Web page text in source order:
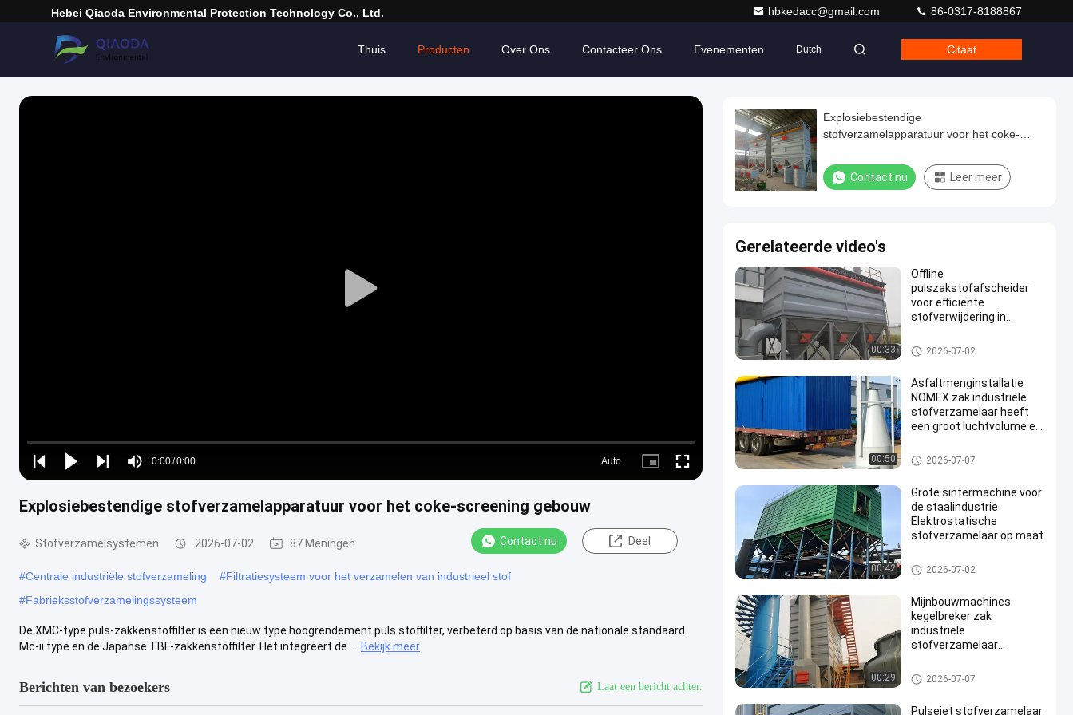
Hebei Qiaoda Environmental Protection Technology Co., Ltd. hbkedacc@gmail.com 86-0317-8188867
Thuis Producten Over Ons Contacteer Ons Evenementen Dutch Citaat
Play
Play
Play
Play
Mute
Time
0:00/0:00
Loaded:
0%
Auto
Picture- Fullscreen
Explosiebestendige stofverzamelapparatuur voor het coke-screening gebouw
Stofverzamelsystemen 2026-07-02 87 Meningen Contact nu Deel
#Centrale industriële stofverzameling #Filtratiesysteem voor het verzamelen van industrieel stof
#Fabrieksstofverzamelingssysteem
De XMC-type puls-zakkenstoffilter is een nieuw type hoogrendement puls stoffilter, verbeterd op basis van de nationale standaard
Mc-ii type en de Japanse TBF-zakkenstoffilter. Het integreert de ...
Bekijk meer
Berichten van bezoekers Laat een bericht achter.
Explosiebestendige
stofverzamelapparatuur voor het coke-
Contact nu Leer meer
Gerelateerde video's
00:33
Offline
pulszakstofafscheider
voor efficiënte
stofverwijdering in
Zakkenfilterstofafscheiders
2026-07-02
00:50
Asfaltmenginstallatie
NOMEX zak industriële
stofverzamelaar heeft
een groot luchtvolume en
Zakkenfilterstofafscheiders
2026-07-07
00:42
Grote sintermachine voor
de staalindustrie
Elektrostatische
stofverzamelaar op maat
Zakkenfilterstofafscheiders
2026-07-02
00:29
Mijnbouwmachines
kegelbreker zak
industriële
stofverzamelaar
Zakkenfilterstofafscheiders
2026-07-07
Pulsejet stofverzamelaar